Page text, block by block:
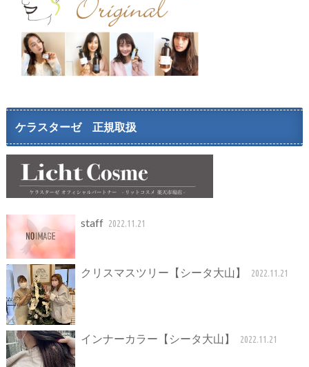
ケラスターゼ 正規取扱
staff 2022.11.21
クリスマスツリー【シータ大山】 2022.11.21
インナーカラー【シータ大山】 2022.11.21